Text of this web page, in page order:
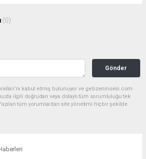
(0)
Gönder
kabul etmiş bulunuyor ve gebzeninsesi.com
ilgili doğrudan veya dolaylı tüm sorumluluğu tek
tüm yorumlardan site yönetimi hiçbir şekilde